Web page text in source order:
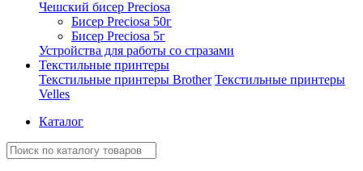
Чешский бисер Preciosa
Бисер Preciosa 50г
Бисер Preciosa 5г
Устройства для работы со стразами
Текстильные принтеры
Текстильные принтеры Brother Текстильные принтеры
Velles
Каталог